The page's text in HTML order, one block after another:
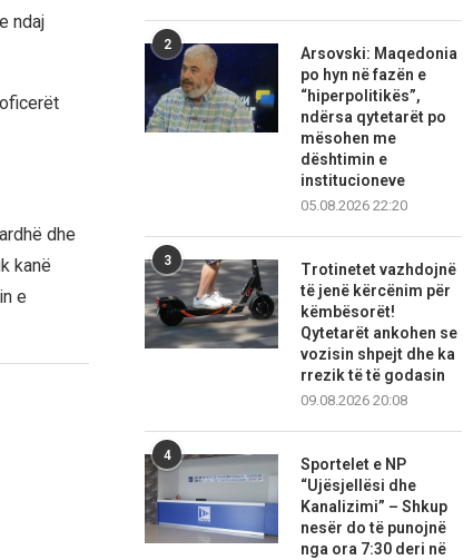
ndaj
dhe
kanë
e
2
Arsovski: Maqedonia
po hyn në fazën e
“hiperpolitikës”,
ndërsa qytetarët po
mësohen me
dështimin e
institucioneve
05.08.2026 22:20
3
Trotinetet vazhdojnë
të jenë kërcënim për
këmbësorët!
Qytetarët ankohen se
vozisin shpejt dhe ka
rrezik të të godasin
09.08.2026 20:08
4
Sportelet e NP
“Ujësjellësi dhe
Kanalizimi” – Shkup
nesër do të punojnë
nga ora 7:30 deri në